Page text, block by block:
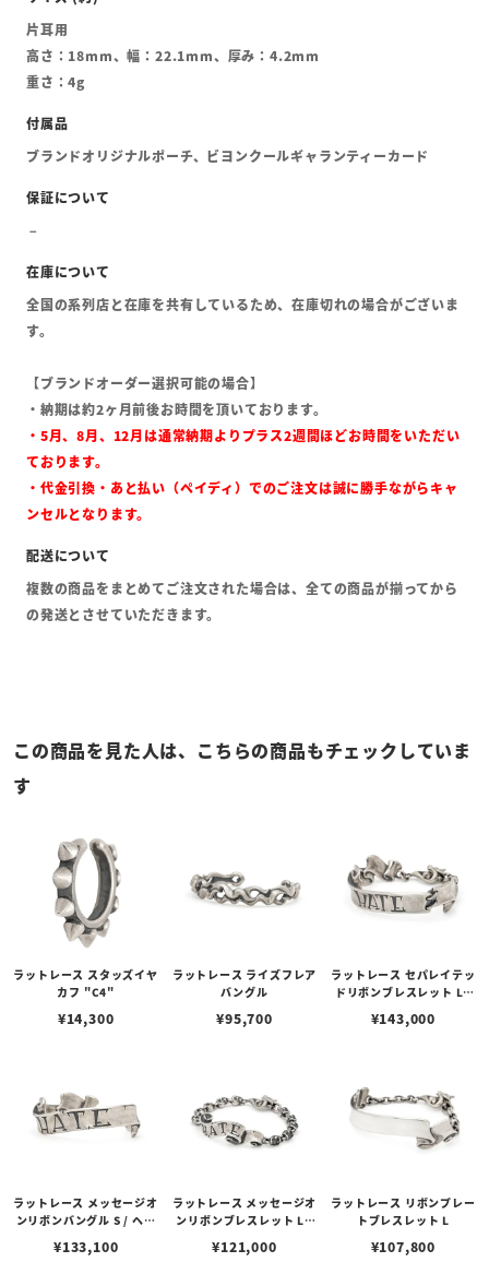
片耳用
高さ：18mm、幅：22.1mm、厚み：4.2mm
重さ：4g
ブランドオリジナルポーチ、ビヨンクールギャランティーカード
全国の系列店と在庫を共有しているため、在庫切れの場合がございま
す。
【ブランドオーダー選択可能の場合】
・納期は約2ヶ月前後お時間を頂いております。
・5月、8月、12月は通常納期よりプラス2週間ほどお時間をいただい
ております。
・代金引換・あと払い（ペイディ）でのご注文は誠に勝手ながらキャ
ンセルとなります。
複数の商品をまとめてご注文された場合は、全ての商品が揃ってから
の発送とさせていただきます。
この商品を見た人は、こちらの商品もチェックしていま
す
ラットレース スタッズイヤ
カフ "C4"
¥14,300
ラットレース ライズフレア
バングル
¥95,700
ラットレース セパレイテッ
ドリボンブレスレット L /
¥143,000
ラットレース メッセージオ
ンリボンバングル S / ヘイ
¥133,100
ラットレース メッセージオ
ンリボンブレスレット L /
¥121,000
ラットレース リボンプレー
トブレスレット L
¥107,800